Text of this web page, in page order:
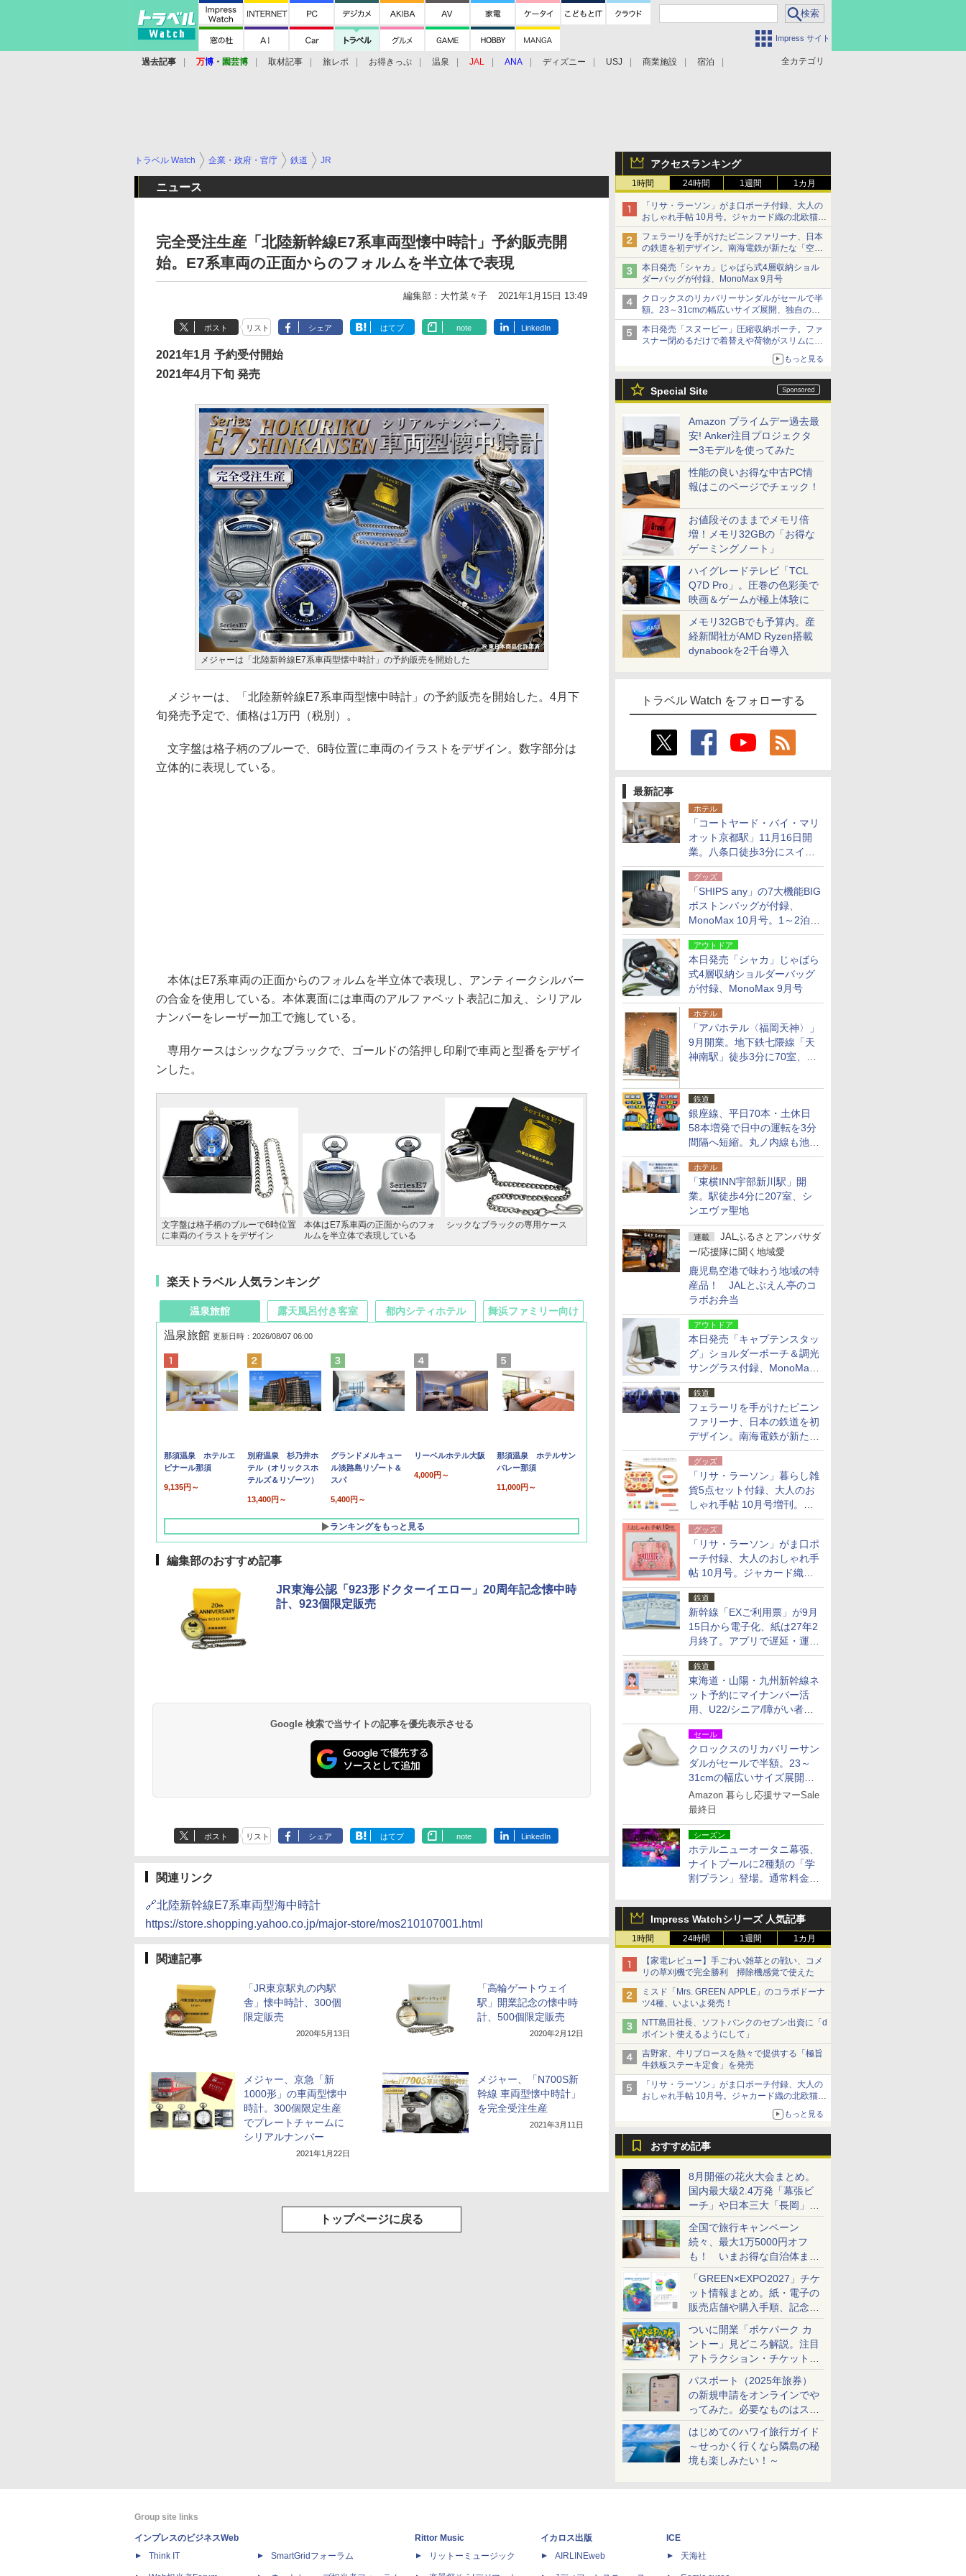
Impress サイト
全カテゴリ
過去記事 万博 ・ 園芸博 取材記事 旅レポ お得きっぷ 温泉 JAL ANA ディズニー USJ 商業施設 宿泊
アクセスランキング
1時間 24時間 1週間 1カ月
「リサ・ラーソン」がま口ポーチ付録、大人の
おしゃれ手帖 10月号。ジャカード織の北欧猫デ
ザイン
フェラーリを手がけたピニンファリーナ、日本
の鉄道を初デザイン。南海電鉄が新たな「空港
特急」をなにわ筋線へ導入
本日発売「シャカ」じゃばら式4層収納ショル
ダーバッグが付録、MonoMax 9月号
クロックスのリカバリーサンダルがセールで半
額。23～31cmの幅広いサイズ展開、独自のク
ッション素材を採用
本日発売「スヌーピー」圧縮収納ポーチ。ファ
スナー閉めるだけで着替えや荷物がスリムにま
もっと見る
Special Site
Amazon プライムデー過去最
安! Anker注目プロジェクタ
ー3モデルを使ってみた
性能の良いお得な中古PC情
報はこのページでチェック！
お値段そのままでメモリ倍
増！メモリ32GBの「お得な
ゲーミングノート」
ハイグレードテレビ「TCL
Q7D Pro」。圧巻の色彩美で
映画＆ゲームが極上体験に
メモリ32GBでも予算内。産
経新聞社がAMD Ryzen搭載
dynabookを2千台導入
トラベル Watch をフォローする
最新記事
ホテル
「コートヤード・バイ・マリ
オット京都駅」11月16日開
業。八条口徒歩3分にスイー
ト含む全270室、ダイニング
も併設
グッズ
「SHIPS any」の7大機能BIG
ボストンバッグが付録、
MonoMax 10月号。1～2泊の
荷物、キャリーオンも可能
アウトドア
本日発売「シャカ」じゃばら
式4層収納ショルダーバッグ
が付録、MonoMax 9月号
ホテル
「アパホテル〈福岡天神〉」
9月開業。地下鉄七隈線「天
神南駅」徒歩3分に70室、エ
鉄道
銀座線、平日70本・土休日
58本増発で日中の運転を3分
間隔へ短縮。丸ノ内線も池袋
～中野坂上を4分間隔に
ホテル
「東横INN宇部新川駅」開
業。駅徒歩4分に207室、シ
ンエヴァ聖地
連載
JALふるさとアンバサダ
ー/応援隊に聞く地域愛
鹿児島空港で味わう地域の特
産品！ JALとぶえん亭のコ
ラボお弁当
アウトドア
本日発売「キャプテンスタッ
グ」ショルダーポーチ＆調光
サングラス付録、MonoMax
9月号増刊
鉄道
フェラーリを手がけたピニン
ファリーナ、日本の鉄道を初
デザイン。南海電鉄が新たな
「空港特急」をなにわ筋線へ
導入
グッズ
「リサ・ラーソン」暮らし雑
貨5点セット付録、大人のお
しゃれ手帖 10月号増刊。
USBケーブルや缶ケースなど
グッズ
「リサ・ラーソン」がま口ポ
ーチ付録、大人のおしゃれ手
帖 10月号。ジャカード織の
北欧猫デザイン
鉄道
新幹線「EXご利用票」が9月
15日から電子化、紙は27年2
月終了。アプリで遅延・運休
も確認可能に
鉄道
東海道・山陽・九州新幹線ネ
ット予約にマイナンバー活
用、U22/シニア/障がい者割
を9月15日から発売
セール
クロックスのリカバリーサン
ダルがセールで半額。23～
31cmの幅広いサイズ展開、
独自のクッション素材を採用
Amazon 暮らし応援サマーSale
最終日
シーズン
ホテルニューオータニ幕張、
ナイトプールに2種類の「学
割プラン」登場。通常料金の
Impress Watchシリーズ 人気記事
1時間 24時間 1週間 1カ月
【家電レビュー】手ごわい雑草との戦い、コメ
リの草刈機で完全勝利 掃除機感覚で使えた
ミスド「Mrs. GREEN APPLE」のコラボドーナ
ツ4種、いよいよ発売！
NTT島田社長、ソフトバンクのセブン出資に「d
ポイント使えるようにして」
吉野家、牛リブロースを熱々で提供する「極旨
牛鉄板ステーキ定食」を発売
「リサ・ラーソン」がま口ポーチ付録、大人の
おしゃれ手帖 10月号。ジャカード織の北欧猫デ
もっと見る
おすすめ記事
8月開催の花火大会まとめ。
国内最大級2.4万発「幕張ビ
ーチ」や日本三大「長岡」な
ど大型イベント目白押し！
全国で旅行キャンペーン
続々、最大1万5000円オフ
も！ いまお得な自治体まと
め
「GREEN×EXPO2027」チケ
ット情報まとめ。紙・電子の
販売店舗や購入手順、記念チ
ケットも解説
ついに開業「ポケパーク カ
ントー」見どころ解説。注目
アトラクション・チケット手
配・来場前に必要な準備は？
パスポート（2025年旅券）
の新規申請をオンラインでや
ってみた。必要なものはスマ
ホとマイナカードのみ
はじめてのハワイ旅行ガイド
～せっかく行くなら隣島の秘
境も楽しみたい！～
トラベル Watch 企業・政府・官庁 鉄道 JR
ニュース
完全受注生産「北陸新幹線E7系車両型懐中時計」予約販売開
始。E7系車両の正面からのフォルムを半立体で表現
編集部：大竹菜々子 2021年1月15日 13:49
ポスト リスト シェア はてブ note LinkedIn
2021年1月 予約受付開始
2021年4月下旬 発売
メジャーは「北陸新幹線E7系車両型懐中時計」の予約販売を開始した
メジャーは、「北陸新幹線E7系車両型懐中時計」の予約販売を開始した。4月下
旬発売予定で、価格は1万円（税別）。
文字盤は格子柄のブルーで、6時位置に車両のイラストをデザイン。数字部分は
立体的に表現している。
本体はE7系車両の正面からのフォルムを半立体で表現し、アンティークシルバー
の合金を使用している。本体裏面には車両のアルファベット表記に加え、シリアル
ナンバーをレーザー加工で施している。
専用ケースはシックなブラックで、ゴールドの箔押し印刷で車両と型番をデザイ
ンした。
文字盤は格子柄のブルーで6時位置
に車両のイラストをデザイン
本体はE7系車両の正面からのフォ
ルムを半立体で表現している
シックなブラックの専用ケース
楽天トラベル 人気ランキング
温泉旅館
温泉旅館 更新日時：2026/08/07 06:00
那須温泉 ホテルエ
ピナール那須
9,135円～
別府温泉 杉乃井ホ
テル（オリックスホ
テルズ＆リゾーツ）
13,400円～
グランドメルキュー
ル淡路島リゾート＆
スパ
5,400円～
リーベルホテル大阪
4,000円～
那須温泉 ホテルサン
バレー那須
11,000円～
ランキングをもっと見る
露天風呂付き客室
10,450円～
19,541円～
都内シティホテル 舞浜ファミリー向け
7,950円～
5,758円～
編集部のおすすめ記事
JR東海公認「923形ドクターイエロー」20周年記念懐中時
計、923個限定販売
Google 検索で当サイトの記事を優先表示させる
ポスト リスト シェア はてブ note LinkedIn
関連リンク
🔗北陸新幹線E7系車両型海中時計
https://store.shopping.yahoo.co.jp/major-store/mos210107001.html
関連記事
「JR東京駅丸の内駅
舎」懐中時計、300個
限定販売
2020年5月13日
「高輪ゲートウェイ
駅」開業記念の懐中時
計、500個限定販売
2020年2月12日
メジャー、京急「新
1000形」の車両型懐中
時計。300個限定生産
でプレートチャームに
シリアルナンバー
2021年1月22日
メジャー、「N700S新
幹線 車両型懐中時計」
を完全受注生産
2021年3月11日
トップページに戻る
Group site links
インプレスのビジネスWeb
Think IT
SmartGridフォーラム
Rittor Music
リットーミュージック
イカロス出版
AIRLINEweb
ICE
天海社